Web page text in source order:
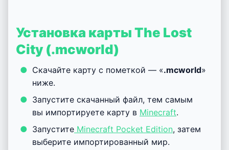
Установка карты The Lost
City (.mcworld)
Скачайте карту с пометкой — «.mcworld»
ниже.
Запустите скачанный файл, тем самым
вы импортируете карту в Minecraft.
Запустите Minecraft Pocket Edition, затем
выберите импортированный мир.